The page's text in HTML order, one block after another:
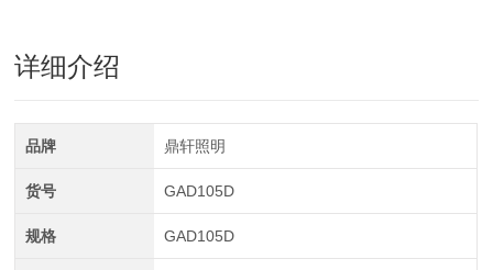
详细介绍
品牌 鼎轩照明
货号 GAD105D
规格 GAD105D